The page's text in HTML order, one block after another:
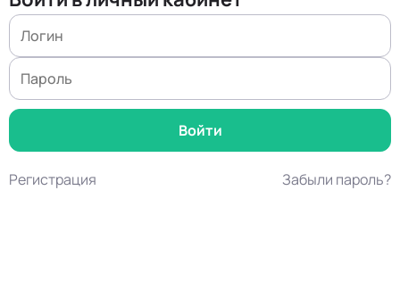
Регистрация Забыли пароль?